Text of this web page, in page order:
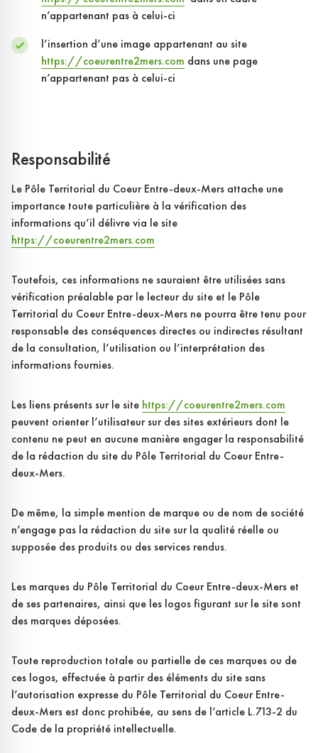
n’appartenant pas à celui-ci
l’insertion d’une image appartenant au site
https://coeurentre2mers.com dans une page
n’appartenant pas à celui-ci
Responsabilité
Le Pôle Territorial du Coeur Entre-deux-Mers attache une
importance toute particulière à la vérification des
informations qu’il délivre via le site
https://coeurentre2mers.com
Toutefois, ces informations ne sauraient être utilisées sans
vérification préalable par le lecteur du site et le Pôle
Territorial du Coeur Entre-deux-Mers ne pourra être tenu pour
responsable des conséquences directes ou indirectes résultant
de la consultation, l’utilisation ou l’interprétation des
informations fournies.
Les liens présents sur le site https://coeurentre2mers.com
peuvent orienter l’utilisateur sur des sites extérieurs dont le
contenu ne peut en aucune manière engager la responsabilité
de la rédaction du site du Pôle Territorial du Coeur Entre-
deux-Mers.
De même, la simple mention de marque ou de nom de société
n’engage pas la rédaction du site sur la qualité réelle ou
supposée des produits ou des services rendus.
Les marques du Pôle Territorial du Coeur Entre-deux-Mers et
de ses partenaires, ainsi que les logos figurant sur le site sont
des marques déposées.
Toute reproduction totale ou partielle de ces marques ou de
ces logos, effectuée à partir des éléments du site sans
l’autorisation expresse du Pôle Territorial du Coeur Entre-
deux-Mers est donc prohibée, au sens de l’article L.713-2 du
Code de la propriété intellectuelle.